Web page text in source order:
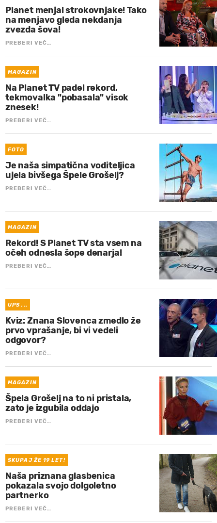
Planet menjal strokovnjake! Tako
na menjavo gleda nekdanja
zvezda šova!
PREBERI VEČ…
MAGAZIN
Na Planet TV padel rekord,
tekmovalka "pobasala" visok
znesek!
PREBERI VEČ…
FOTO
Je naša simpatična voditeljica
ujela bivšega Špele Grošelj?
PREBERI VEČ…
MAGAZIN
Rekord! S Planet TV sta vsem na
očeh odnesla šope denarja!
PREBERI VEČ…
UPS ...
Kviz: Znana Slovenca zmedlo že
prvo vprašanje, bi vi vedeli
odgovor?
PREBERI VEČ…
MAGAZIN
Špela Grošelj na to ni pristala,
zato je izgubila oddajo
PREBERI VEČ…
SKUPAJ ŽE 19 LET!
Naša priznana glasbenica
pokazala svojo dolgoletno
partnerko
PREBERI VEČ…